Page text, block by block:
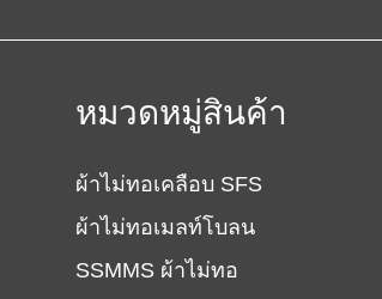
หมวดหมู่สินค้า
ผ้าไม่ทอเคลือบ SFS
ผ้าไม่ทอเมลท์โบลน
SSMMS ผ้าไม่ทอ